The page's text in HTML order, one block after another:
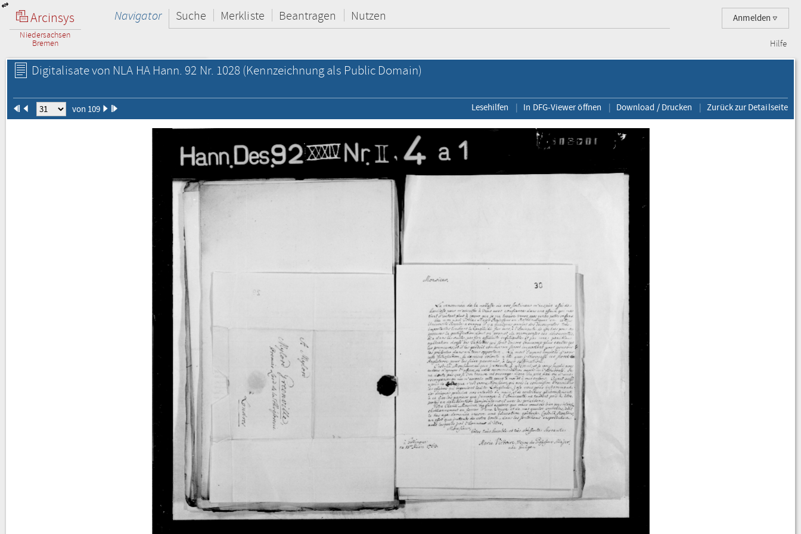
Arcinsys
Niedersachsen
Bremen
Anmelden
Navigator Suche Merkliste Beantragen Nutzen
Hilfe
Digitalisate von NLA HA Hann. 92 Nr. 1028(Kennzeichnung als Public Domain)
von 109 Lesehilfen In DFG-Viewer öffnen Download / Drucken Zurück zur Detailseite